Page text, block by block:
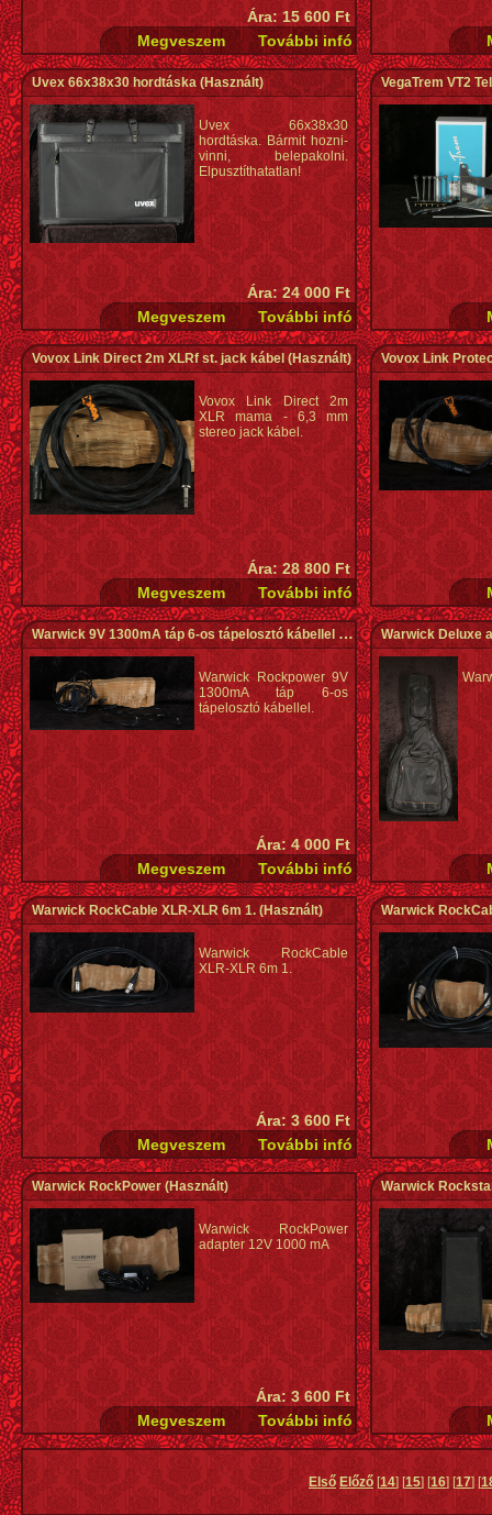
Ára: 15 600 Ft
Uvex 66x38x30 hordtáska(Használt)
Uvex 66x38x30
hordtáska. Bármit hozni-
vinni, belepakolni.
Elpusztíthatatlan!
Ára: 24 000 Ft
VegaTrem VT2
Vovox Link Direct 2m XLRf st. jack kábel (Használt)
Vovox Link Direct 2m
XLR mama - 6,3 mm
stereo jack kábel.
Ára: 28 800 Ft
Vovox Link
Warwick 9V 1300mA táp 6-os tápelosztó kábellel (Használt)
Warwick Rockpower 9V
1300mA táp 6-os
tápelosztó kábellel.
Ára: 4 000 Ft
Warwick Deluxe
Warwick RockCable XLR-XLR 6m 1.(Használt)
Warwick RockCable
XLR-XLR 6m 1.
Ára: 3 600 Ft
Warwick
Warwick RockPower(Használt)
Warwick RockPower
adapter 12V 1000 mA
Ára: 3 600 Ft
Warwick
Első Előző [14] [15] [16] [17] [